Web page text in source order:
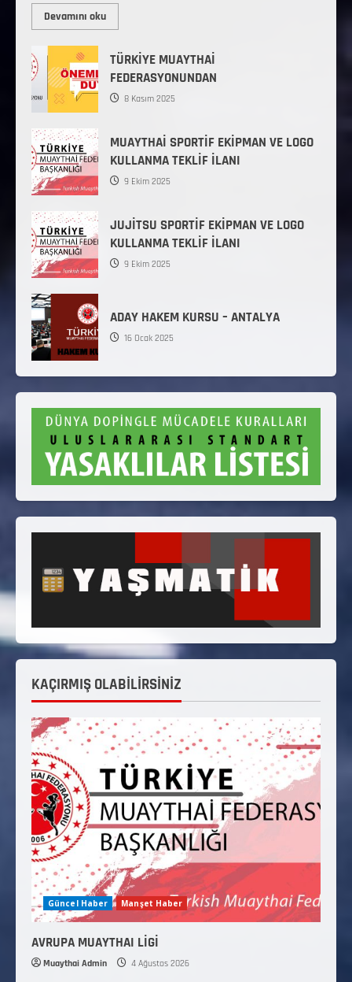
Devamını oku
TÜRKİYE MUAYTHAİ
FEDERASYONUNDAN
8 Kasım 2025
MUAYTHAİ SPORTİF EKİPMAN VE LOGO
KULLANMA TEKLİF İLANI
9 Ekim 2025
JUJİTSU SPORTİF EKİPMAN VE LOGO
KULLANMA TEKLİF İLANI
9 Ekim 2025
ADAY HAKEM KURSU – ANTALYA
16 Ocak 2025
KAÇIRMIŞ OLABİLİRSİNİZ
Güncel Haber Manşet Haber
AVRUPA MUAYTHAI LİGİ
Muaythai Admin 4 Ağustos 2026